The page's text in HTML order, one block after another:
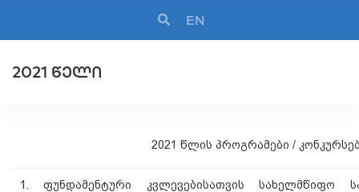
EN
2021 ᲬᲔᲚᲘ
2021 წლის პროგრამები /
1. ფუნდამენტური კვლევებისათვის სახელმწიფო